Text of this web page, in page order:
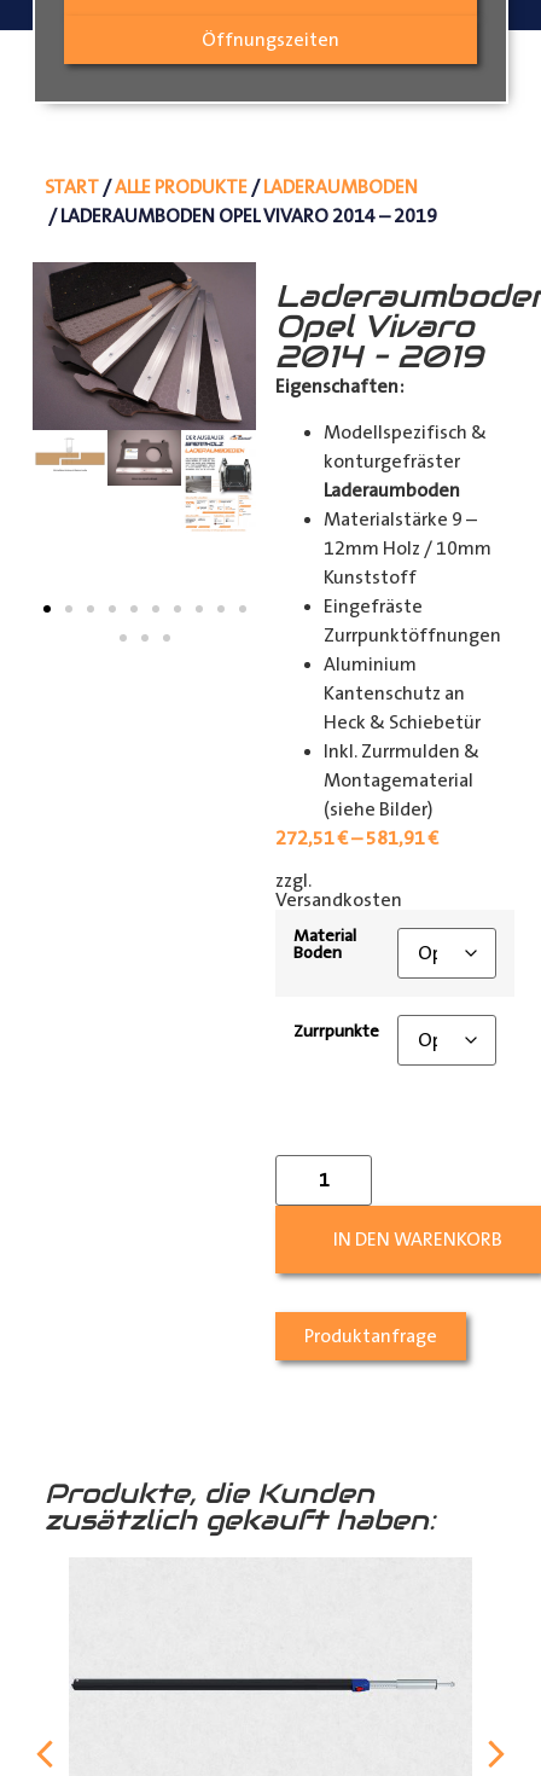
Öffnungszeiten
START/ALLE PRODUKTE/LADERAUMBODEN
/ LADERAUMBODEN OPEL VIVARO 2014 – 2019
Opel Vivaro
2014 – 2019
Eigenschaften:
Modellspezifisch &
konturgefräster
Laderaumboden
Materialstärke 9 –
12mm Holz / 10mm
Kunststoff
Eingefräste
Zurrpunktöffnungen
Aluminium
Kantenschutz an
Heck & Schiebetür
Inkl. Zurrmulden &
Montagematerial
(siehe Bilder)
272,51€–581,91€
zzgl.
Versandkosten
Material
Boden
Zurrpunkte
IN DEN WARENKORB
Produktanfrage
Produkte, die Kunden
zusätzlich gekauft haben: